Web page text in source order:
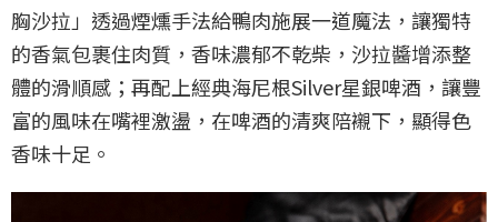
胸沙拉」透過煙燻手法給鴨肉施展一道魔法，讓獨特
的香氣包裹住肉質，香味濃郁不乾柴，沙拉醬增添整
體的滑順感；再配上經典海尼根Silver星銀啤酒，讓豐
富的風味在嘴裡激盪，在啤酒的清爽陪襯下，顯得色
香味十足。